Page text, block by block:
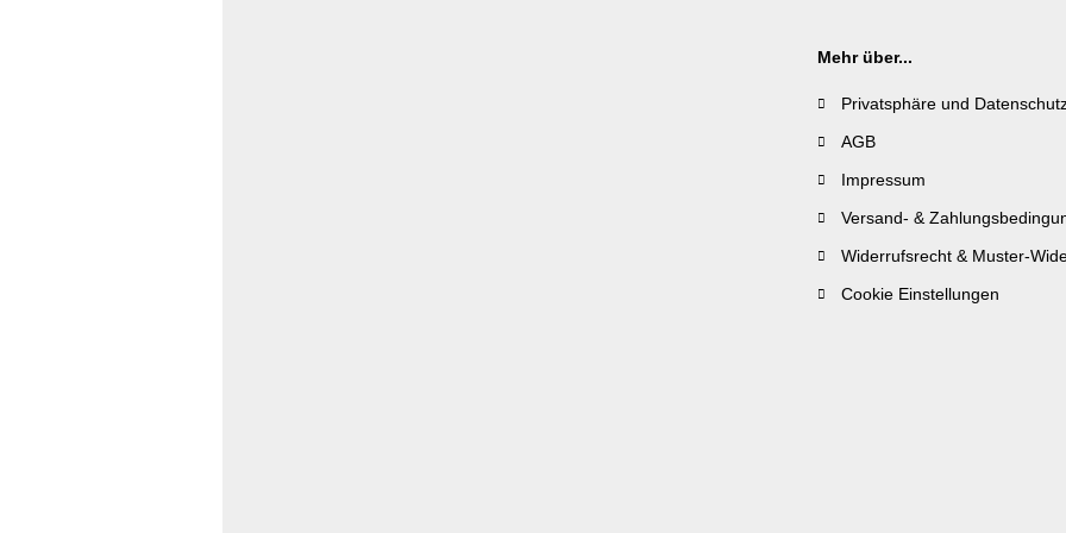
Mehr über...
Privatsphäre und
AGB
Impressum
Versand- &
Widerrufsrecht & Muster-
Cookie Einstellungen